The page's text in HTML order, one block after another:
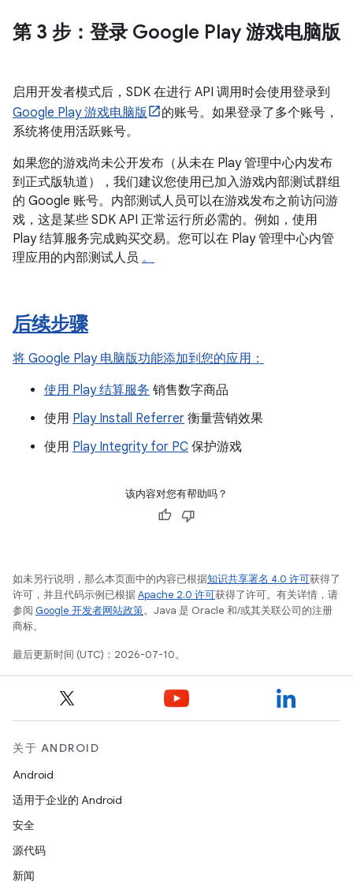
第 3 步 ：登录 Google Play 游戏电脑版
启用开发者模式后，SDK 在进行 API 调用时会使用登录到
Google Play 游戏电脑版
的账号。如果登录了多个账号，
系统将使用活跃账号。
如果您的游戏尚未公开发布（从未在 Play 管理中心内发布
到正式版轨道），我们建议您使用已加入游戏内部测试群组
的 Google 账号。内部测试人员可以在游戏发布之前访问游
戏，这是某些 SDK API 正常运行所必需的。例如，使用
Play 结算服务完成购买交易。您可以在 Play 管理中心内管
理应用的内部测试人员 。
后续步骤
将 Google Play 电脑版功能添加到您的应用：
使用 Play 结算服务 销售数字商品
使用 Play Install Referrer 衡量营销效果
使用 Play Integrity for PC 保护游戏
该内容对您有帮助吗？
如未另行说明，那么本页面中的内容已根据知识共享署名 4.0 许可获得了
许可，并且代码示例已根据Apache 2.0 许可获得了许可。有关详情，请
参阅 Google 开发者网站政策。Java 是 Oracle 和/或其关联公司的注册
商标。
最后更新时间 (UTC)：2026-07-10。
关于 ANDROID
Android
适用于企业的 Android
安全
源代码
新闻